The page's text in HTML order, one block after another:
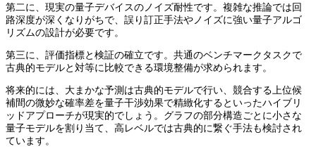
第二に、現実の量子デバイスのノイズ耐性です。複雑な推論では回
路深度が深くなりがちで、誤り訂正手法やノイズに強い量子アルゴ
リズムの設計が必要です。
第三に、評価指標と検証の確立です。共通のベンチマークタスクで
古典的モデルと対等に比較できる環境整備が求められます。
将来的には、大まかな予測は古典的モデルで行い、競合する上位候
補間の微妙な確率差を量子干渉効果で精緻化するといったハイブリ
ッドアプローチが現実的でしょう。グラフの部分構造ごとに小さな
量子モデルを割り当て、高レベルでは古典的に繋ぐ手法も検討され
ています。